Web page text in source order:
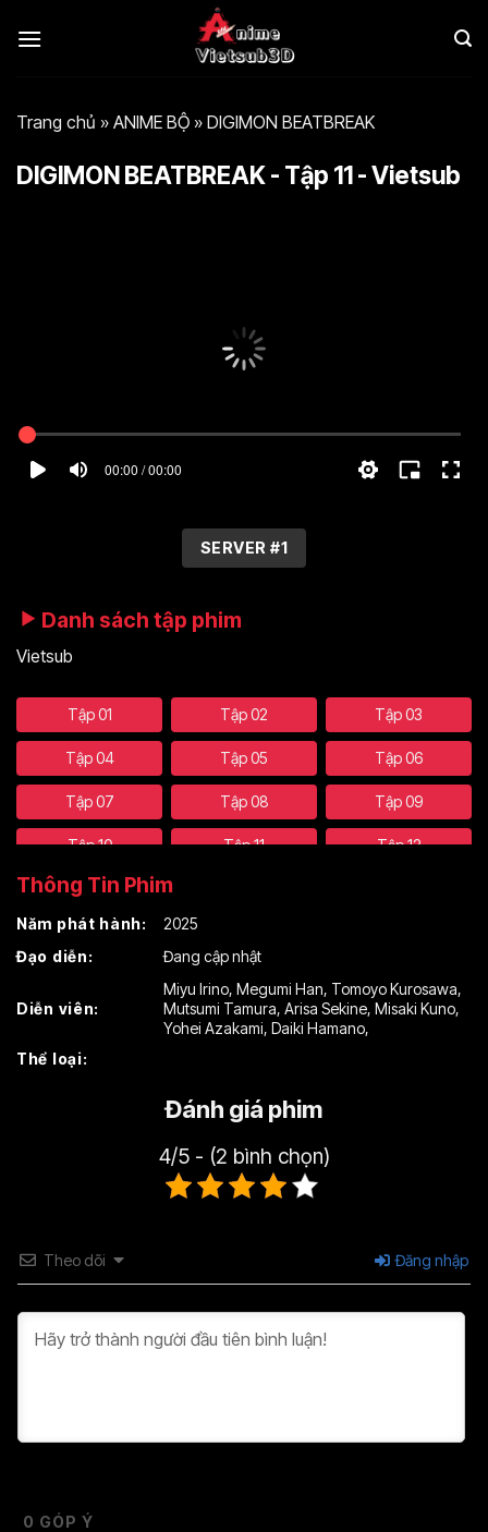
qua
Trang chủ » ANIME BỘ » DIGIMON BEATBREAK
DIGIMON BEATBREAK - Tập 11 - Vietsub
00:00 / 00:00
SERVER #1
Danh sách tập phim
Vietsub
Tập 01 Tập 02 Tập 03
Tập 04 Tập 05 Tập 06
Tập 07 Tập 08 Tập 09
Tập 10 Tập 11 Tập 12
Tập 13
Tập 16
Tập 22 Tập 23 Tập 24
Tập 25
Tập 29
Tập 32
Tập 35
Tập 40
Thông Tin Phim
Năm phát hành:
2025
Đạo diễn:
Đang cập nhật
Diễn viên:
Miyu Irino, Megumi Han, Tomoyo Kurosawa,
Mutsumi Tamura, Arisa Sekine, Misaki Kuno,
Yohei Azakami, Daiki Hamano,
Thể loại:
Đánh giá phim
4/5 - (2 bình chọn)
Theo dõi Đăng nhập
0 GÓP Ý